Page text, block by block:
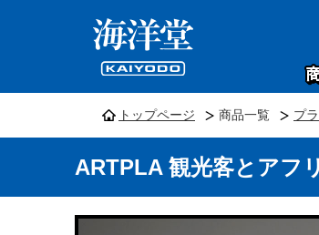
トップページ 商品一覧 プ
ARTPLA 観光客とアフ